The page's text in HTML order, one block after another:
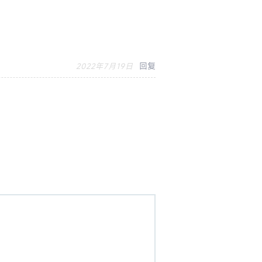
回复
2022年7月19日